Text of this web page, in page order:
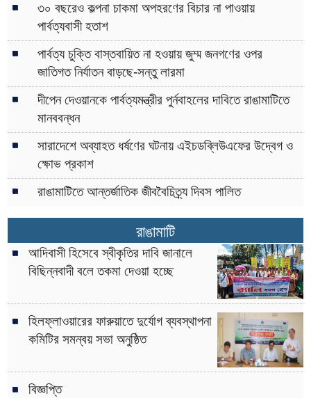
৩০ বছরেও কল্পনা চাকমা অপহরণের বিচার না পাওয়ায়
পার্বত্যবাসী হতাশ
পার্বত্য চুক্তি বাস্তবায়িত না হওয়ায় জুম্ম জনগণের ওপর
জাতিগত নির্যাতন বাড়ছে-সন্তু লারমা
দীপেন দেওয়ানকে পার্বত্যমন্ত্রীর পুর্নবাহলের দাবিতে রাঙামাটিতে
মানববন্ধন
সারাদেশে অব্যাহত ধর্ষণের ঘটনায় এইচডব্লিউএফের উদ্বেগ ও
ক্ষোভ প্রকাশ
রাঙামাটিতে আন্তর্জাতিক জীববৈচিত্র্য দিবস পালিত
রাঙামাটি
আদিবাসী হিসেবে স্বীকৃতির দাবি জানালে
বিছিন্নবাদী বলে তকমা দেওয়া হচ্ছে
হিলফ্লাওয়ারের ফারুয়াতে দুর্যোগ ব্যবস্থাপনা
কমিটির সমন্বয় সভা অনুষ্ঠিত
বিজ্ঞপ্তি